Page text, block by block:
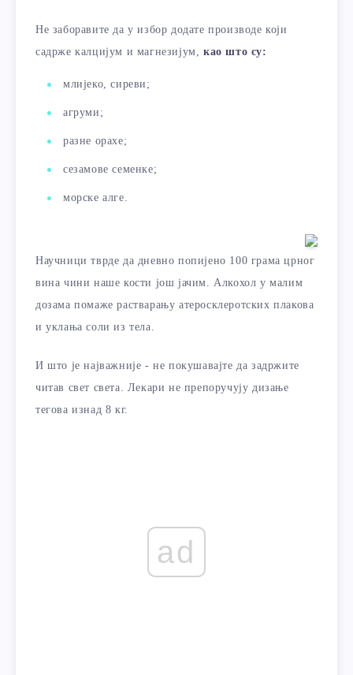
Не заборавите да у избор додате производе који
садрже калцијум и магнезијум,као што су:
млијеко, сиреви;
агруми;
разне орахе;
сезамове семенке;
морске алге.
Научници тврде да дневно попијено 100 грама црног
вина чини наше кости још јачим. Алкохол у малим
дозама помаже растварању атеросклеротских плакова
и уклања соли из тела.
И што је најважније - не покушавајте да задржите
читав свет света. Лекари не препоручују дизање
тегова изнад 8 кг.
ad